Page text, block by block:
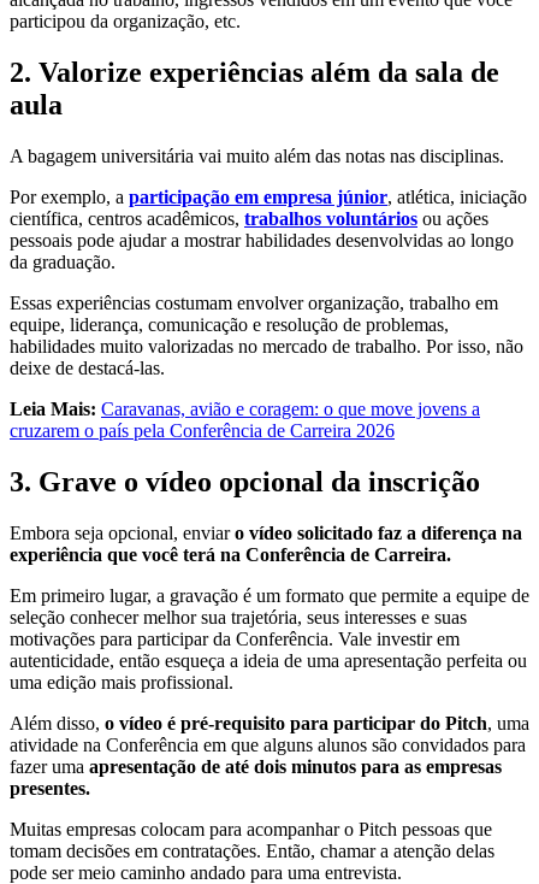
participou da organização, etc.
2. Valorize experiências além da sala de
aula
A bagagem universitária vai muito além das notas nas disciplinas.
Por exemplo, a participação em empresa júnior, atlética, iniciação
científica, centros acadêmicos, trabalhos voluntários ou ações
pessoais pode ajudar a mostrar habilidades desenvolvidas ao longo
da graduação.
Essas experiências costumam envolver organização, trabalho em
equipe, liderança, comunicação e resolução de problemas,
habilidades muito valorizadas no mercado de trabalho. Por isso, não
deixe de destacá-las.
Leia Mais: Caravanas, avião e coragem: o que move jovens a
cruzarem o país pela Conferência de Carreira 2026
3. Grave o vídeo opcional da inscrição
Embora seja opcional, enviaro vídeo solicitado faz a diferença na
experiência que você terá na Conferência de Carreira.
Em primeiro lugar, a gravação é um formato que permite a equipe de
seleção conhecer melhor sua trajetória, seus interesses e suas
motivações para participar da Conferência. Vale investir em
autenticidade, então esqueça a ideia de uma apresentação perfeita ou
uma edição mais profissional.
Além disso, o vídeo é pré-requisito para participar do Pitch, uma
atividade na Conferência em que alguns alunos são convidados para
fazer uma apresentação de até dois minutos para as empresas
presentes.
Muitas empresas colocam para acompanhar o Pitch pessoas que
tomam decisões em contratações. Então, chamar a atenção delas
pode ser meio caminho andado para uma entrevista.